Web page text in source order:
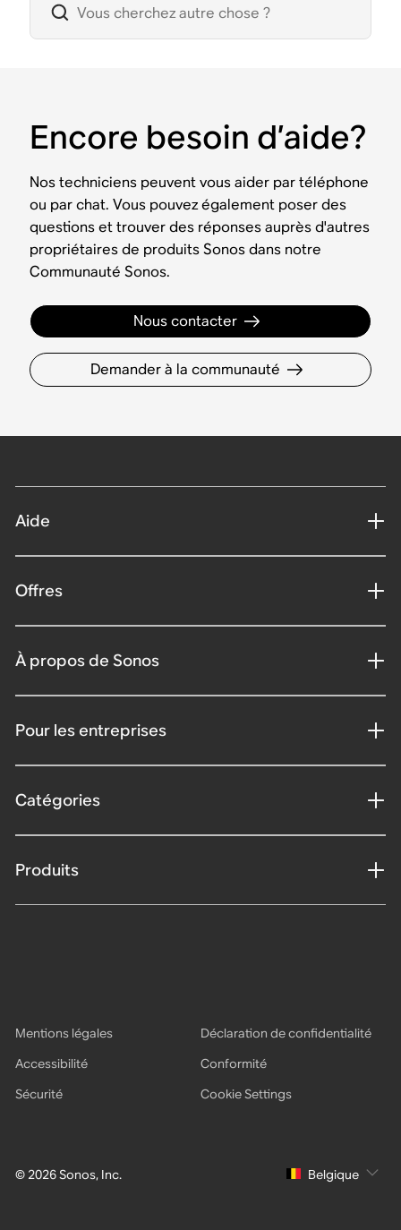
Encore besoin d’aide?
Nos techniciens peuvent vous aider par téléphone
ou par chat. Vous pouvez également poser des
questions et trouver des réponses auprès d'autres
propriétaires de produits Sonos dans notre
Communauté Sonos.
Nous contacter
Demander à la communauté
Aide
Offres
À propos de Sonos
Pour les entreprises
Catégories
Produits
© 2026 Sonos, Inc.
Mentions légales
Déclaration de confidentialité
Accessibilité
Conformité
Sécurité
Cookie Settings
Belgique